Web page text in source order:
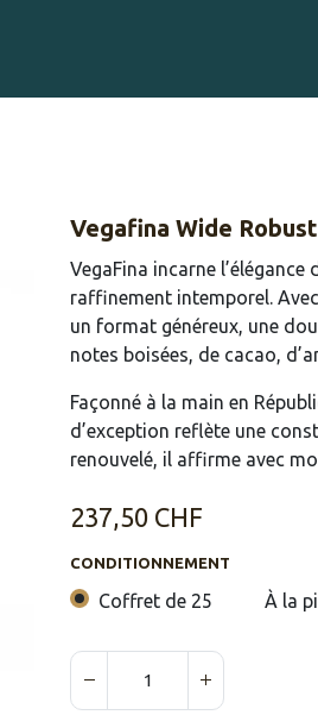
Vegafina Wide
VegaFina incarne
raffinement intemporel.
un format généreux, une
notes boisées, de cacao,
Façonné à la main en
d’exception reflète une
renouvelé, il affirme avec
237,50 CHF
CONDITIONNEMENT
Coffret de 25 À la